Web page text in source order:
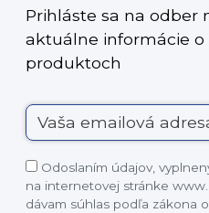
Prihláste sa na odber
aktuálne informácie o
produktoch
Odoslaním údajov,
na internetovej stránke
dávam súhlas podľa zákona